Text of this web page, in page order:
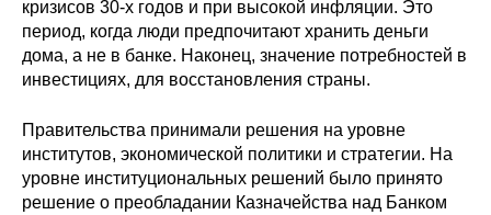
кризисов 30-х годов и при высокой инфляции. Это
период, когда люди предпочитают хранить деньги
дома, а не в банке. Наконец, значение потребностей в
инвестициях, для восстановления страны.
Правительства принимали решения на уровне
институтов, экономической политики и стратегии. На
уровне институциональных решений было принято
решение о преобладании Казначейства над Банком